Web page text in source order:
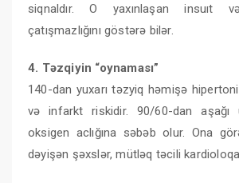
siqnaldır. O yaxınlaşan insuıt
çatışmazlığını göstərə bilər.
4. Təzqiyin “oynaması”
140-dan yuxarı təzyiq həmişə
və infarkt riskidir. 90/60-dan aşağı
oksigen aclığına səbəb olur. Ona
dəyişən şəxslər, mütləq təcili